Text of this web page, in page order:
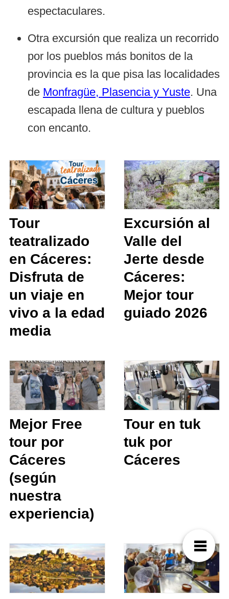
espectaculares.
Otra excursión que realiza un recorrido
por los pueblos más bonitos de la
provincia es la que pisa las localidades
de Monfragüe, Plasencia y Yuste. Una
escapada llena de cultura y pueblos
con encanto.
Tour
teatralizado
en Cáceres:
Disfruta de
un viaje en
vivo a la edad
media
Excursión al
Valle del
Jerte desde
Cáceres:
Mejor tour
guiado 2026
Mejor Free
tour por
Cáceres
(según
nuestra
experiencia)
Tour en tuk
tuk por
Cáceres